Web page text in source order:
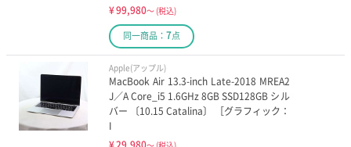
¥99,980～ (税込)
同一商品： 7点
Apple(アップル)
MacBook Air 13.3-inch Late-2018 MREA2
J／A Core_i5 1.6GHz 8GB SSD128GB シル
バー 〔10.15 Catalina〕 ［グラフィック：
I